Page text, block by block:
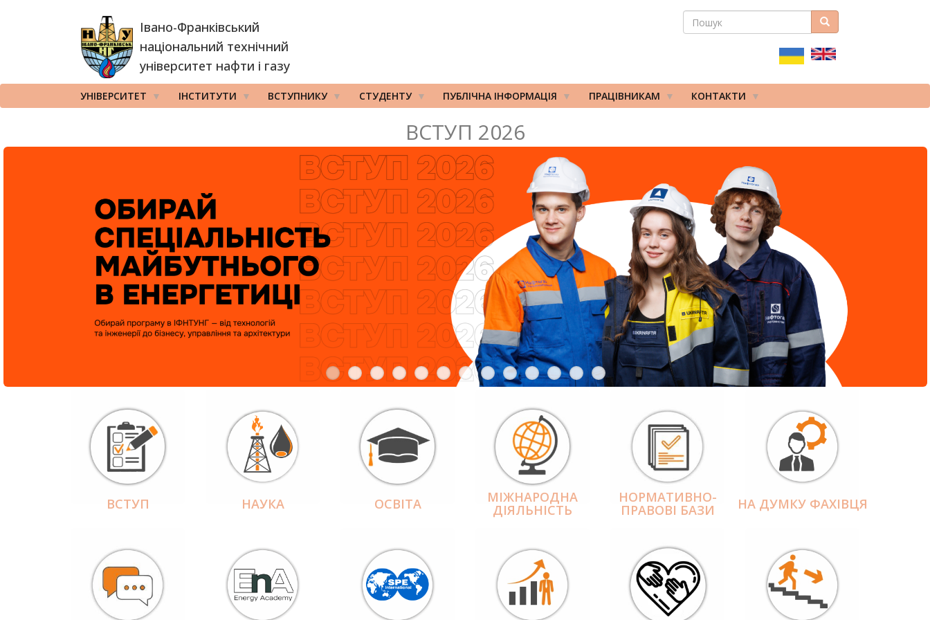
Івано-Франківський
національний технічний
університет нафти і газу
ПОШУКОВА
ПОШУК Пошук
УНІВЕРСИТЕТ ІНСТИТУТИ ВСТУПНИКУ СТУДЕНТУ ПУБЛІЧНА ІНФОРМАЦІЯ ПРАЦІВНИКАМ КОНТАКТИ
ВСТУП 2026
ВСТУП НАУКА ОСВІТА МІЖНАРОДНА
ДІЯЛЬНІCТЬ
НОРМАТИВНО-
ПРАВОВІ БАЗИ НА ДУМКУ ФАХІВЦЯ